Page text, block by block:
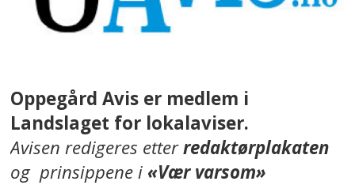
Oppegård Avis er medlem i
Landslaget for lokalaviser.
Avisen redigeres etterredaktørplakaten
og prinsippene i«Vær varsom»